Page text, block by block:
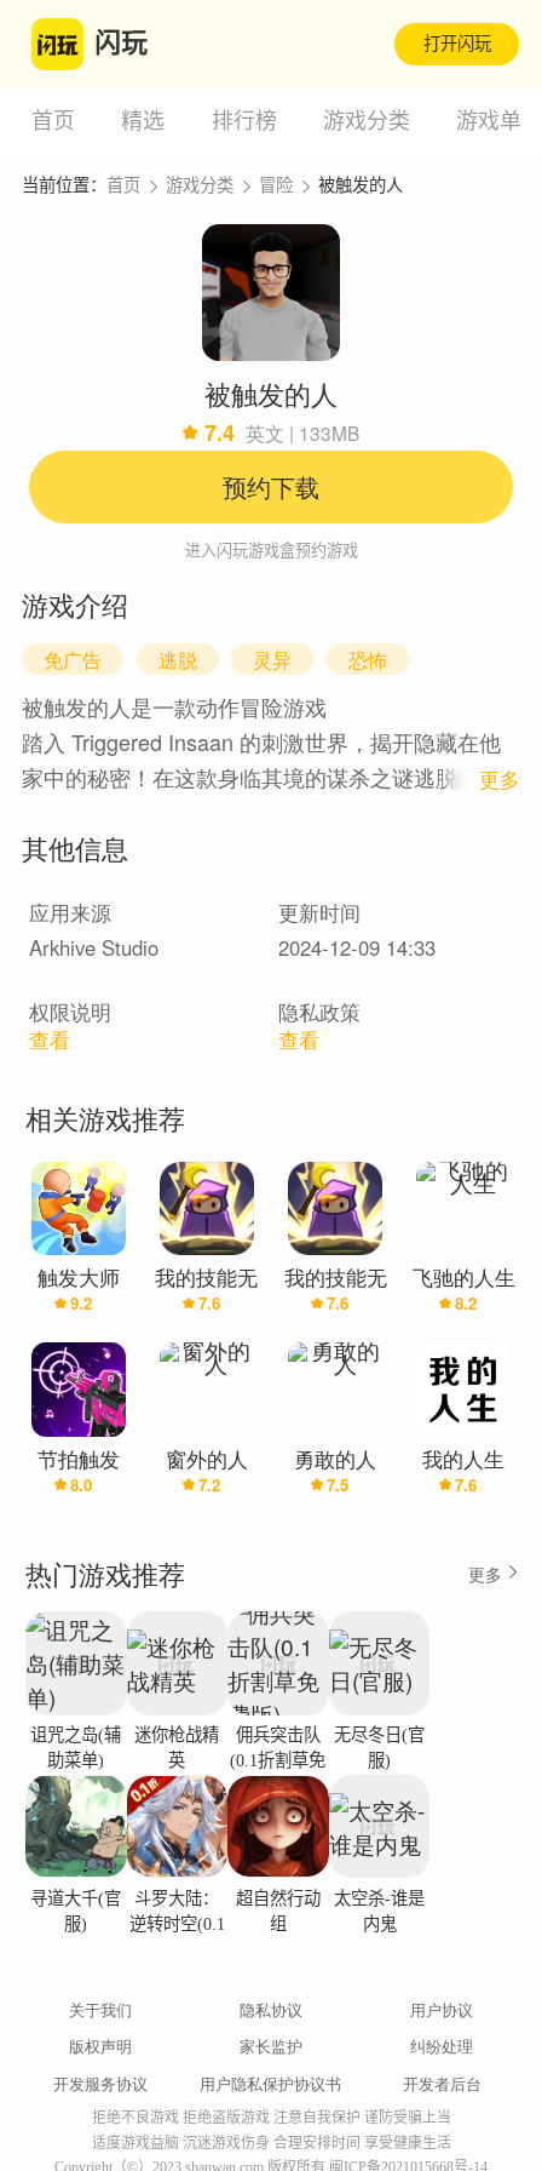
闪玩 打开闪玩
首页 精选 排行榜 游戏分类 游戏单
当前位置： 首页 游戏分类 冒险 被触发的人
被触发的人
7.4 英文 | 133MB
预约下载
进入闪玩游戏盒预约游戏
游戏介绍
免广告 逃脱 灵异 恐怖
被触发的人是一款动作冒险游戏
踏入 Triggered Insaan 的刺激世界，揭开隐藏在他
家中的秘密！在这款身临其境的谋杀之谜逃脱游戏
萨送货员。触发因萨恩视频中深受喜爱的泰迪角色
►游戏特色：
每条线索都让你更接近解开哈古谋杀之谜。
身临其境的环境：探索触发 Insaan 的现实生活启发
解谜：解锁电脑，找到隐藏的摄像头，在不被抓到
的情况下收集关键证据。
潜行机制：小心地在房屋中导航，因为触发的
Insaan 正在监视。保持隐藏以避免被发现并继续调
查。
互动线索：搜索房子周围的各种物体并与之互动，
拼凑出哈古到底发生了什么。
►玩法：
送披萨：作为披萨送货员开始你的旅程，试图找到
触发的因萨恩的房子。
调查：使用电脑桌抽屉里的隐藏摄像头寻找并记录
线索。
避免触发 Insaan：在搜索证据时远离视线，避免被
抓住。
解开谜团：收集线索，找出谋杀哈古的真凶，并逃
离房子。
准备好迎接充满悬念、神秘和刺激的肾上腺素飙升
冒险。你能解决谋杀案并洗清罪名吗？立即下载，
化身外卖小哥，体验追逐的快感！
加入 Triggered Insaan 粉丝社区，今天就开始这个
1 更多
其他信息
应用来源
更新时间
Arkhive Studio
2024-12-09 14:33
权限说明
查看
隐私政策
查看
相关游戏推荐
触发大师
3D：射击
9.2
我的技能无
限触发(辅
助菜单)
7.6
我的技能无
限触发(最
新版)
7.6
飞驰的人生
8.2
节拍触发
器-EDM音
8.0
窗外的人
7.2
勇敢的人
7.5
我的人生
7.6
热门游戏推荐 更多
诅咒之岛(辅
助菜单)
迷你枪战精
英
佣兵突击队
(0.1折割草免
费版)
无尽冬日(官
服)
寻道大千(官
服)
斗罗大陆：
逆转时空(0.1
超自然行动
组
太空杀-谁是
内鬼
关于我们 隐私协议
用户协议
版权声明
家长监护
纠纷处理
开发服务协议
用户隐私保护协议书 开发者后台
拒绝不良游戏 拒绝盗版游戏 注意自我保护 谨防受骗上当
适度游戏益脑 沉迷游戏伤身 合理安排时间 享受健康生活